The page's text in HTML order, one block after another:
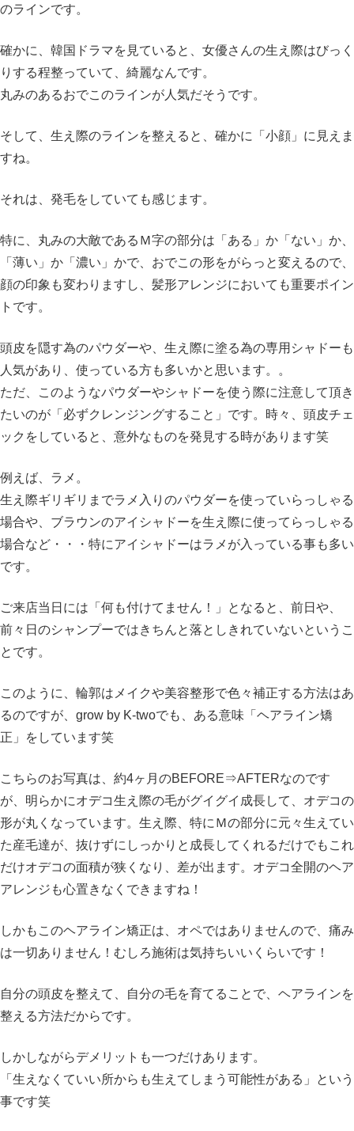
のラインです。
確かに、韓国ドラマを見ていると、女優さんの生え際はびっく
りする程整っていて、綺麗なんです。
丸みのあるおでこのラインが人気だそうです。
そして、生え際のラインを整えると、確かに「小顔」に見えま
すね。
それは、発毛をしていても感じます。
特に、丸みの大敵であるＭ字の部分は「ある」か「ない」か、
「薄い」か「濃い」かで、おでこの形をがらっと変えるので、
顔の印象も変わりますし、髪形アレンジにおいても重要ポイン
トです。
頭皮を隠す為のパウダーや、生え際に塗る為の専用シャドーも
人気があり、使っている方も多いかと思います。。
ただ、このようなパウダーやシャドーを使う際に注意して頂き
たいのが「必ずクレンジングすること」です。時々、頭皮チェ
ックをしていると、意外なものを発見する時があります笑
例えば、ラメ。
生え際ギリギリまでラメ入りのパウダーを使っていらっしゃる
場合や、ブラウンのアイシャドーを生え際に使ってらっしゃる
場合など・・・特にアイシャドーはラメが入っている事も多い
です。
ご来店当日には「何も付けてません！」となると、前日や、
前々日のシャンプーではきちんと落としきれていないというこ
とです。
このように、輪郭はメイクや美容整形で色々補正する方法はあ
るのですが、grow by K-twoでも、ある意味「ヘアライン矯
正」をしています笑
こちらのお写真は、約4ヶ月のBEFORE⇒AFTERなのです
が、明らかにオデコ生え際の毛がグイグイ成長して、オデコの
形が丸くなっています。生え際、特にＭの部分に元々生えてい
た産毛達が、抜けずにしっかりと成長してくれるだけでもこれ
だけオデコの面積が狭くなり、差が出ます。オデコ全開のヘア
アレンジも心置きなくできますね！
しかもこのヘアライン矯正は、オペではありませんので、痛み
は一切ありません！むしろ施術は気持ちいいくらいです！
自分の頭皮を整えて、自分の毛を育てることで、ヘアラインを
整える方法だからです。
しかしながらデメリットも一つだけあります。
「生えなくていい所からも生えてしまう可能性がある」という
事です笑